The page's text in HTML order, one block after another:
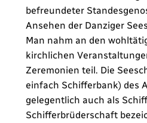
befreundeter
Ansehen der Danziger
Man nahm an den
kirchlichen
Zeremonien teil. Die
einfach Schifferbank) des
gelegentlich auch als
Schifferbrüderschaft